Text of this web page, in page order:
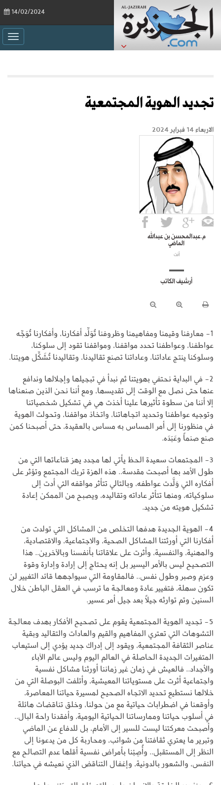
تجديد الهوية المجتمعية
الاربعاء 14 فبراير 2024
م.عبدالمحسن بن عبدالله
الماضي
أنت
أرشيف الكاتب
1- معارفنا وقيمنا ومفاهيمنا وظروفنا تُوَلِّد أفكارنا، وأفكارنا تُوَجِّه
عواطفنا، وعواطفنا تحدد مواقفنا، ومواقفنا تقود إلى سلوكنا،
وسلوكنا ينتج عاداتنا، وعاداتنا تصنع تقاليدنا، وتقاليدنا تُشَكِّل هويتنا.
2- في البداية نحتفي بهويتنا ثم نبدأ في تبجيلها وإجلالها وندافع
عنها حتى نصل مع الوقت إلى تقديسها، ومع أننا نحن الذين صنعناها
إلا أننا من سطوة تأثيرها علينا أخذت هي في تشكيل شخصياتنا
وتوجيه عواطفنا وتحديد اتجاهاتنا، واتخاذ مواقفنا، وتحولت الهوية
في منظورنا إلى أمر المساس به مساس بالعقيدة، حتى أصبحنا كمن
صنع صنماً وعَبَدَه.
3- المجتمعات سعيدة الحظ يأتي لها مجدد يهز قناعاتها التي من
طول الأمد بها أصبحت مقدسة.. هذه الهزة تربك المجتمع وتؤثر على
أفكاره التي وَلَّدت عواطفه، وبالتالي تتأثر مواقفه التي أدت إلى
سلوكياته، ومنها تتأثر عاداته وتقاليده، ويصبح من الممكن إعادة
تشكيل هويته من جديد.
4- الهوية الجديدة هدفها التخلص من المشاكل التي تولدت من
أفكارنا التي أورثتنا المشاكل الصحية، والاجتماعية، والاقتصادية،
والمهنية، والنفسية، وأثرت على علاقاتنا بأنفسنا وبالآخرين.. هذا
التصحيح ليس بالأمر اليسير بل إنه يحتاج إلى إرادة وإدارة وقوة
وعزم وصبر وطول نفس.. فالمقاومة التي سيواجهها قائد التغيير لن
تكون سهلة، فتغيير عادة ومعالجة ما ترسب في العقل الباطن خلال
السنين وتم توارثه جيلاً بعد جيل أمر عسير.
5- تجديد الهوية المجتمعية يقوم على تصحيح الأفكار بهدف معالجة
التشوهات التي تعتري المفاهيم والقيم والعادات والتقاليد وبقية
عناصر الثقافة المجتمعية، ويقود إلى إدراك جديد يؤدي إلى استيعاب
المتغيرات الجديدة الحاصلة في العالم اليوم وليس عالم الآباء
والأجداد.. فالعيش في زمان غير زماننا أورثنا مشاكل نفسية
واجتماعية أثرت على مستوياتنا المعيشية، وأتلفت البوصلة التي من
خلالها نستطيع تحديد الاتجاه الصحيح لمسيرة حياتنا المعاصرة،
وأوقعنا في اضطرابات حياتية مع من حولنا، وخلق تناقضات هائلة
في أسلوب حياتنا وممارساتنا الحياتية اليومية، وأفقدنا راحة البال..
وأصبحت معركتنا ليست للسير إلى الأمام، بل للدفاع عن الماضي
وتبرير ما يعتري ثقافتنا من شوائب، ومحاربة كل من يدعونا إلى
النظر إلى المستقبل.. وأُصِبْنا بأمراض نفسية أقلها عدم التصالح مع
النفس، والشعور بالدونية، وإغفال التناقض الذي نعيشه في حياتنا.